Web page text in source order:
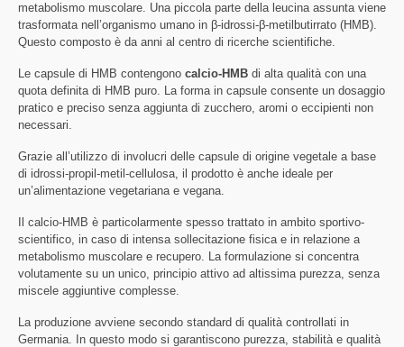
metabolismo muscolare. Una piccola parte della leucina assunta viene
trasformata nell’organismo umano in β-idrossi-β-metilbutirrato (HMB).
Questo composto è da anni al centro di ricerche scientifiche.
Le capsule di HMB contengono calcio-HMB di alta qualità con una
quota definita di HMB puro. La forma in capsule consente un dosaggio
pratico e preciso senza aggiunta di zucchero, aromi o eccipienti non
necessari.
Grazie all’utilizzo di involucri delle capsule di origine vegetale a base
di idrossi-propil-metil-cellulosa, il prodotto è anche ideale per
un’alimentazione vegetariana e vegana.
Il calcio-HMB è particolarmente spesso trattato in ambito sportivo-
scientifico, in caso di intensa sollecitazione fisica e in relazione a
metabolismo muscolare e recupero. La formulazione si concentra
volutamente su un unico, principio attivo ad altissima purezza, senza
miscele aggiuntive complesse.
La produzione avviene secondo standard di qualità controllati in
Germania. In questo modo si garantiscono purezza, stabilità e qualità